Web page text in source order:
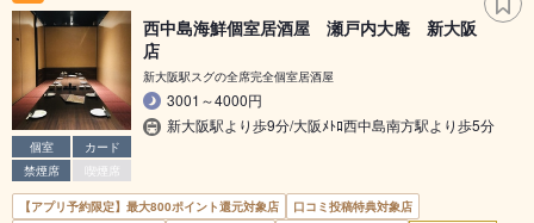
個室
カード
禁煙席
喫煙席
西中島海鮮個室居酒屋 瀬戸内大庵 新大阪
店
新大阪駅スグの全席完全個室居酒屋
3001～4000円
新大阪駅より歩9分/大阪ﾒﾄﾛ西中島南方駅より歩5分
【アプリ予約限定】最大800ポイント還元対象店
口コミ投稿特典対象店